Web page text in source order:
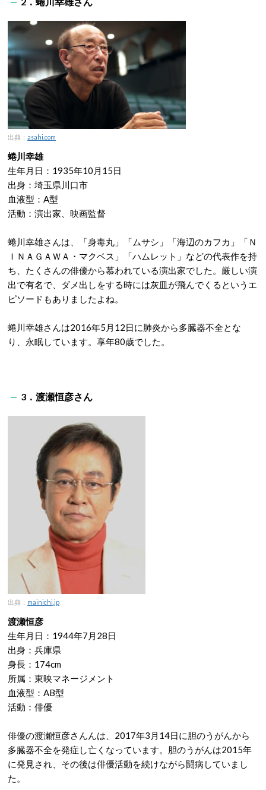
出典： asahi.com
蜷川幸雄
生年月日：1935年10月15日
出身：埼玉県川口市
血液型：A型
活動：演出家、映画監督
蜷川幸雄さんは、「身毒丸」「ムサシ」「海辺のカフカ」「Ｎ
ＩＮＡＧＡＷＡ・マクベス」「ハムレット」などの代表作を持
ち、たくさんの俳優から慕われている演出家でした。厳しい演
出で有名で、ダメ出しをする時には灰皿が飛んでくるというエ
ピソードもありましたよね。
蜷川幸雄さんは2016年5月12日に肺炎から多臓器不全とな
り、永眠しています。享年80歳でした。
3．渡瀬恒彦さん
出典： mainichi.jp
渡瀬恒彦
生年月日：1944年7月28日
出身：兵庫県
身長：174cm
所属：東映マネージメント
血液型：AB型
活動：俳優
俳優の渡瀬恒彦さんんは、2017年3月14日に胆のうがんから
多臓器不全を発症し亡くなっています。胆のうがんは2015年
に発見され、その後は俳優活動を続けながら闘病していまし
た。